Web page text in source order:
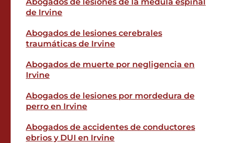
de Irvine
Abogados de lesiones cerebrales
traumáticas de Irvine
Abogados de muerte por negligencia en
Irvine
Abogados de lesiones por mordedura de
perro en Irvine
Abogados de accidentes de conductores
ebrios y DUI en Irvine